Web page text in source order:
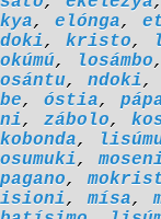
, elónga,
, kristo,
, losámbo
, ndoki,
, óstia,
, zábolo,
kobonda,
,
,
,mísa,